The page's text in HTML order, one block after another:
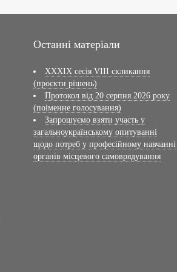
Останні матеріали
XXXIX сесія VІІI скликання
(проєкти рішень)
Протокол від 20 серпня 2026 року
(поіменне голосування)
Запрошуємо взяти участь у
загальноукраїнському опитуванні
щодо потреб у професійному навчанні
органів місцевого самоврядування